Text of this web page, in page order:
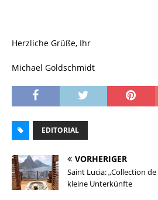
Herzliche Grüße, Ihr
Michael Goldschmidt
EDITORIAL
VORHERIGER
Saint Lucia: „Collection
kleine Unterkünfte